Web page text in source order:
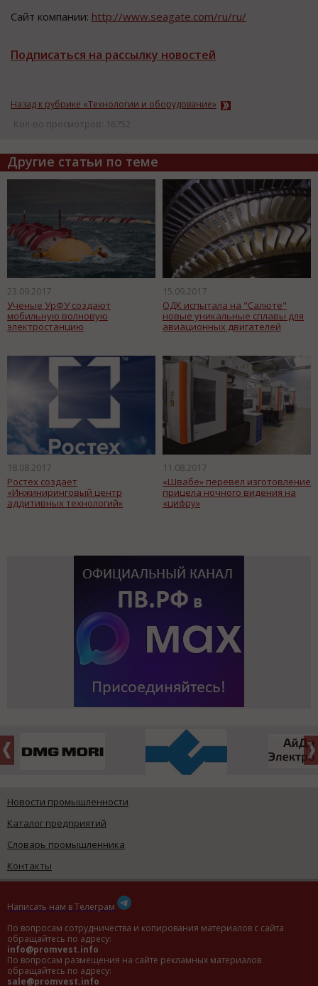
Сайт компании: http://www.seagate.com/ru/ru/
Подписаться на рассылку новостей
Назад к рубрике «Технологии и оборудование»
Кол-во просмотров: 16752
Другие статьи по теме
23.09.2017
Ученые УрФУ создают
мобильную волновую
электростанцию
15.09.2017
ОДК испытала на "Салюте"
новые уникальные сплавы для
авиационных двигателей
18.08.2017
Ростех создает
«Инжиниринговый центр
аддитивных технологий»
11.08.2017
«Швабе» перевел изготовление
прицела ночного видения на
«цифру»
Новости промышленности
Каталог предприятий
Словарь промышленника
Контакты
Написать нам в Телеграм
По вопросам сотрудничества и копирования материалов с сайта
обращайтесь по адресу:
info@promvest.info
По вопросам размещения на сайте рекламных материалов
обращайтесь по адресу:
sale@promvest.info